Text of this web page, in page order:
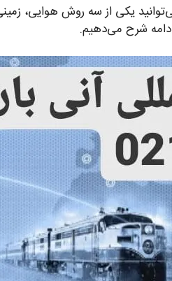
یکی از سه روش هوایی،
شرح می‌دهیم.